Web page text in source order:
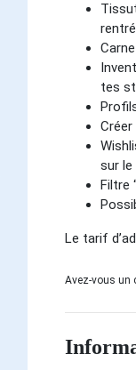
rentré
tes
sur le
Filtre
Le tarif
Avez-vous un